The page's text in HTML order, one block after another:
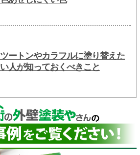
ツートンやカラフルに塗り替えた
い人が知っておくべきこと